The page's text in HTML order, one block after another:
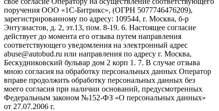
поручения ООО «1С-Битрикс», (ОГРН 5077746476209),
зарегистрированному по адресу: 109544, г. Москва, б-р
Энтузиастов, д. 2, эт.13, пом. 8-19. 6. Настоящее согласие
действует до момента его отзыва путем направления
соответствующего уведомления на электронный адрес
abuse@autobud.ru или направления по адресу г. Москва,
Бескудниковский бульвар дом 2 корп 1. 7. В случае отзыва
мною согласия на обработку персональных данных Оператор
вправе продолжить обработку персональных данных без
моего согласия при наличии оснований, предусмотренных
Федеральным законом №152-ФЗ «О персональных данных»
от 27.07.2006 г.